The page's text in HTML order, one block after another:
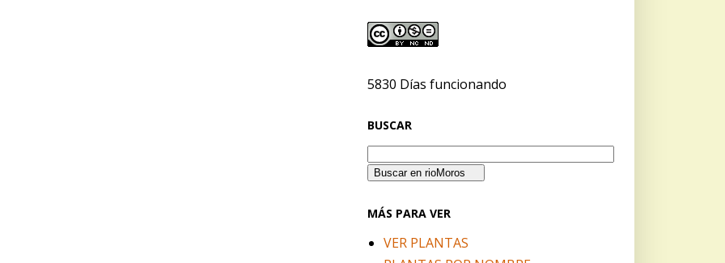
5830 Días funcionando
BUSCAR
MÁS PARA VER
VER PLANTAS